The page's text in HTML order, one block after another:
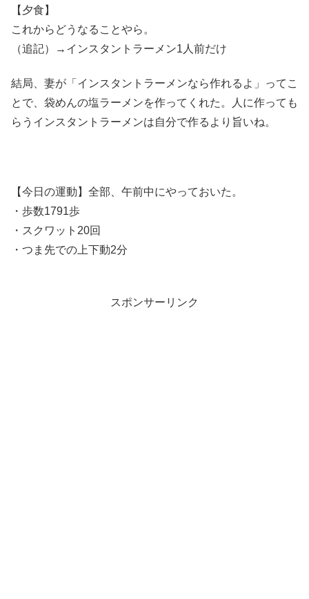
【夕食】
これからどうなることやら。
（追記）→インスタントラーメン1人前だけ
結局、妻が「インスタントラーメンなら作れるよ」ってこ
とで、袋めんの塩ラーメンを作ってくれた。人に作っても
らうインスタントラーメンは自分で作るより旨いね。
【今日の運動】全部、午前中にやっておいた。
・歩数1791歩
・スクワット20回
・つま先での上下動2分
スポンサーリンク